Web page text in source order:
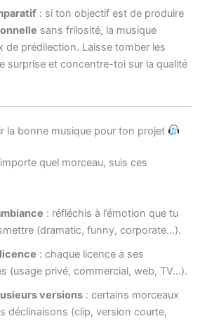
: si ton objectif est de produire
sans frilosité, la musique
de prédilection. Laisse tomber les
surprise et concentre-toi sur la qualité
la bonne musique pour ton projet
quel morceau, suis ces
: réfléchis à l’émotion que tu
(dramatic, funny, corporate…).
: chaque licence a ses
(usage privé, commercial, web, TV…).
versions : certains morceaux
déclinaisons (clip, version courte,